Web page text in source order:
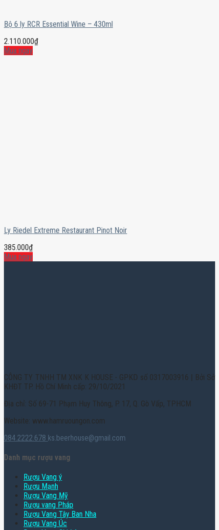
Bộ 6 ly RCR Essential Wine – 430ml
2.110.000₫
Mua ngay
Ly Riedel Extreme Restaurant Pinot Noir
385.000₫
Mua ngay
CÔNG TY TNHH TM XNK K HOUSE - GPKD số 0317003916 | Bởi Sở
KHĐT TP. Hồ Chí Minh cấp: 29/10/2021
Địa chỉ: Số 69-71 Phạm Huy Thông, P. 17, Q. Gò Vấp, TPHCM
Website: www.hamruoungon.com
084.2222.678 ks.beerhouse@gmail.com
Danh mục rượu vang
Rượu Vang ý
Rượu Mạnh
Rượu Vang Mỹ
Rượu vang Pháp
Rượu Vang Tây Ban Nha
Rượu Vang Úc